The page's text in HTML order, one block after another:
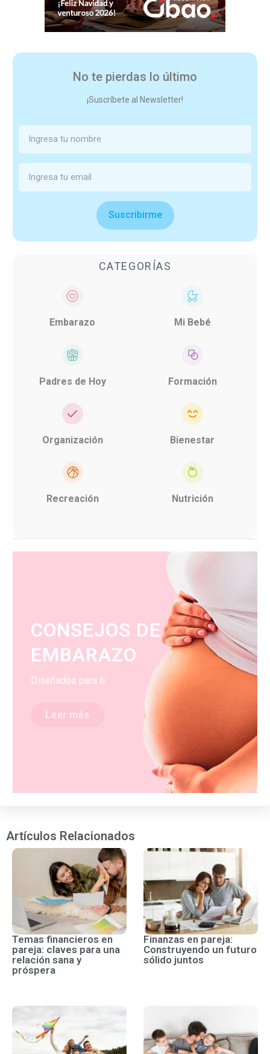
No te pierdas lo último
¡Suscríbete al Newsletter!
Suscribirme
CATEGORÍAS
Embarazo Mi Bebé
Padres de Hoy Formación
Organización Bienestar
Recreación Nutrición
CONSEJOS DE
EMBARAZO
Diseñados para ti
Leer más
Artículos Relacionados
Temas financieros en
pareja: claves para una
relación sana y
próspera
Finanzas en pareja:
Construyendo un futuro
sólido juntos